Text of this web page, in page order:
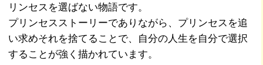
リンセスを選ばない物語です。
プリンセスストーリーでありながら、プリンセスを追
い求めそれを捨てることで、自分の人生を自分で選択
することが強く描かれています。